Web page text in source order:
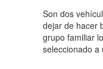
Son dos
dejar de hacer
grupo familiar
seleccionado a